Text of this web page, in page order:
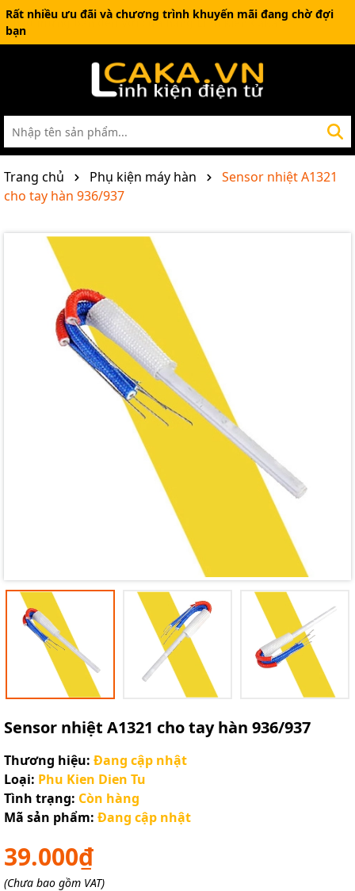
Rất nhiều ưu đãi và chương trình khuyến mãi đang chờ đợi
bạn
Trang chủ Phụ kiện máy hàn
Sensor nhiệt A1321
cho tay hàn 936/937
Sensor nhiệt A1321 cho tay hàn 936/937
Thương hiệu: Đang cập nhật
Loại: Phu Kien Dien Tu
Tình trạng: Còn hàng
Mã sản phẩm: Đang cập nhật
39.000₫
(Chưa bao gồm VAT)
Điều kiện: